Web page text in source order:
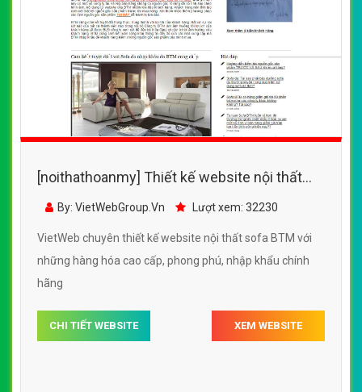
[noithathoanmy] Thiết kế website nội thất
sofa BTM đẹp, chuyên nghiệp chuẩn SEO
By: VietWebGroup.Vn Lượt xem: 32230
VietWeb chuyên thiết kế website nội thất sofa BTM với
những hàng hóa cao cấp, phong phú, nhập khẩu chính
hãng
CHI TIẾT WEBSITE XEM WEBSITE